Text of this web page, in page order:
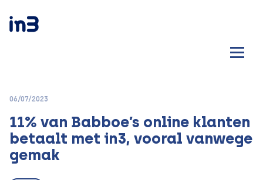
06/07/2023
11% van Babboe’s online klanten
betaalt met in3, vooral vanwege
gemak